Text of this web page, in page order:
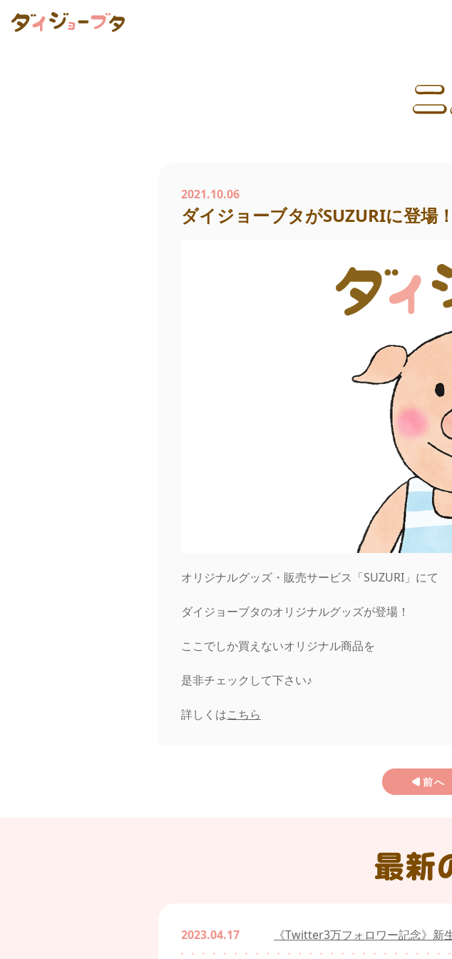
2021.10.06
ダイジョーブタがSUZURIに登場！
オリジナルグッズ・販売サービス「SUZURI」にて
ダイジョーブタのオリジナルグッズが登場！
ここでしか買えないオリジナル商品を
是非チェックして下さい♪
詳しくはこちら
前へ
2023.04.17 《Twitter3万フォロワー記念》新